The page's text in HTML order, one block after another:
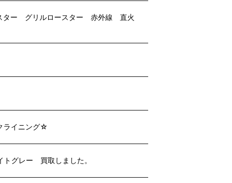
ター グリルロースター 赤外線 直火
イニング☆
グレー 買取しました。